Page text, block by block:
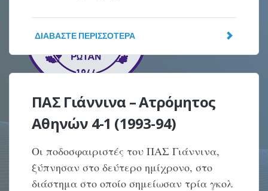
ΔΙΑΒΆΣΤΕ ΠΕΡΙΣΣΌΤΕΡΑ
ΠΑΣ Γιάννινα – Ατρόμητος
Αθηνών 4-1 (1993-94)
Οι ποδοσφαιριστές του ΠΑΣ Γιάννινα,
ξύπνησαν στο δεύτερο ημίχρονο, στο
διάστημα στο οποίο σημείωσαν τρία γκολ